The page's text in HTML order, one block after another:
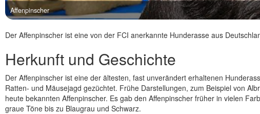
Affenpinscher
Der Affenpinscher ist eine von der FCI anerkannte Hunderasse aus
Herkunft und Geschichte
Der Affenpinscher ist eine der ältesten, fast unverändert erhaltenen
Ratten- und Mäusejagd gezüchtet. Frühe Darstellungen, zum Beispiel von
heute bekannten Affenpinscher. Es gab den Affenpinscher früher in vielen
graue Töne bis zu Blaugrau und Schwarz.